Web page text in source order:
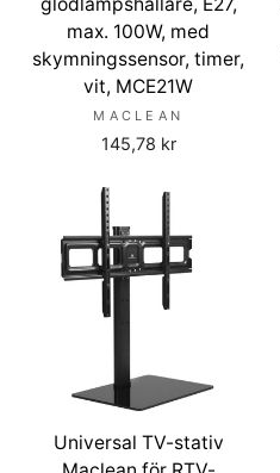
max. 100W, med
skymningssensor, timer,
vit, MCE21W
MACLEAN
145,78 kr
Universal TV-stativ